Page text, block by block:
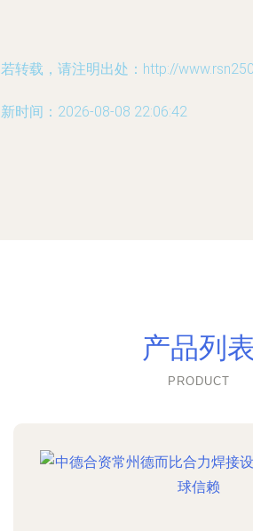
转载，请注明出处：http://
时间：2026-08-08 22:06:42
产品列
PRODUCT